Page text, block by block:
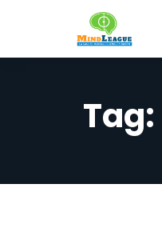
Tag: